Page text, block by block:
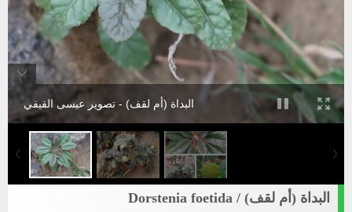
البداة (أم لقف) - تصوير عيسى الفيفي
البداة (أم لقف) / Dorstenia foetida